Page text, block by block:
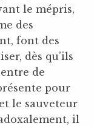
le mépris,
des
font des
dès qu’ils
de
pour
le sauveteur
il